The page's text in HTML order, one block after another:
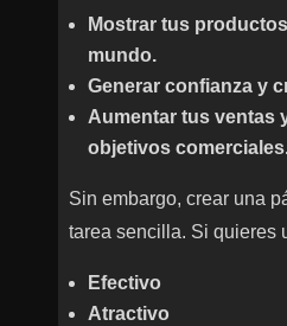
Mostrar tus
mundo.
Generar confianza y
Aumentar tus ventas
objetivos
Sin embargo, crear una
tarea sencilla. Si quieres
Efectivo
Atractivo